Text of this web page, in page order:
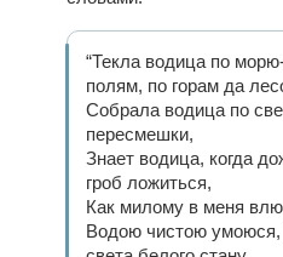
“Текла водица по
полям, по горам да
Собрала водица по
пересмешки,
Знает водица, когда
гроб ложиться,
Как милому в меня
Водою чистою